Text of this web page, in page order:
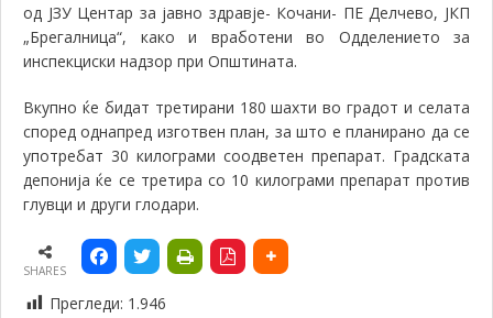
од ЈЗУ Центар за јавно здравје- Кочани- ПЕ Делчево, ЈКП
„Брегалница“, како и вработени во Одделението за
инспекциски надзор при Општината.
Вкупно ќе бидат третирани 180 шахти во градот и селата
според однапред изготвен план, за што е планирано да се
употребат 30 килограми соодветен препарат. Градската
депонија ќе се третира со 10 килограми препарат против
глувци и други глодари.
SHARES
Прегледи: 1.946